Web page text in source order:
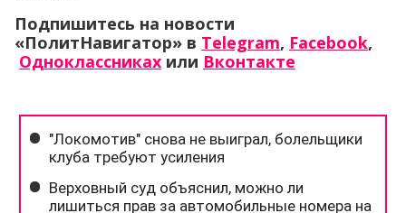
Подпишитесь на новости
«ПолитНавигатор» в Telegram, Facebook,
Одноклассниках или Вконтакте